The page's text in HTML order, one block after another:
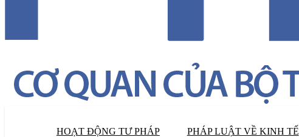
HOẠT ĐỘNG TƯ PHÁP PHÁP LUẬT VỀ KINH TẾ